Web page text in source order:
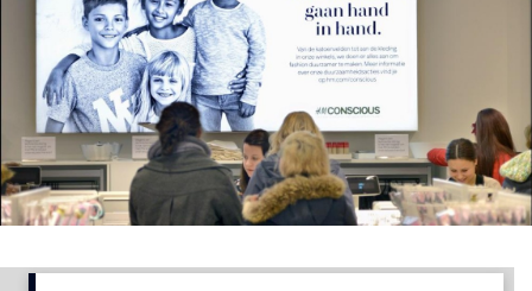
Home
9 sept: GenAI-training
12 nov: MarketingLive!
Adverteren
Events
Opleidingen